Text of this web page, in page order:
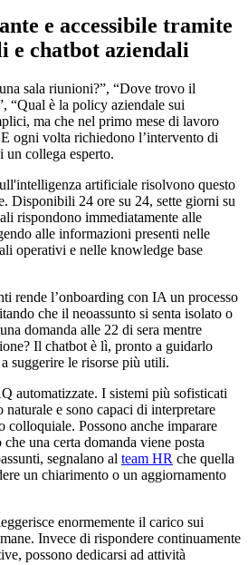
e accessibile tramite
e chatbot aziendali
sala riunioni?”, “Dove trovo il
“Qual è la policy aziendale sui
ma che nel primo mese di lavoro
ogni volta richiedono l’intervento di
collega esperto.
artificiale risolvono questo
Disponibili 24 ore su 24, sette giorni su
rispondono immediatamente alle
alle informazioni presenti nelle
operativi e nelle knowledge base
rende l’onboarding con IA un processo
che il neoassunto si senta isolato o
domanda alle 22 di sera mentre
Il chatbot è lì, pronto a guidarlo
suggerire le risorse più utili.
automatizzate. I sistemi più sofisticati
e sono capaci di interpretare
colloquiale. Possono anche imparare
una certa domanda viene posta
segnalano al team HR che quella
un chiarimento o un aggiornamento
enormemente il carico sui
Invece di rispondere continuamente
possono dedicarsi ad attività